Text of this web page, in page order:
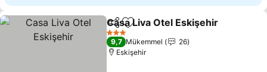
PaylaşFavorilerime ekle
Casa Liva Otel Eskişehir
3 Yıldız
9,7 Mükemmel
26
Eskişehir